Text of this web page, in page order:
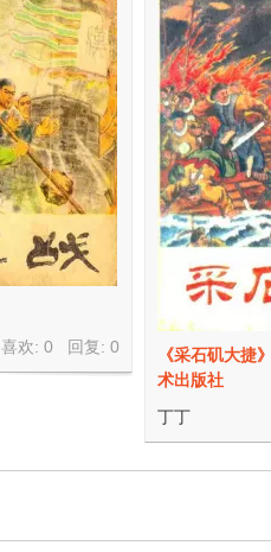
喜欢: 0 回复: 0
《采石矶大捷
术出版社
丁丁